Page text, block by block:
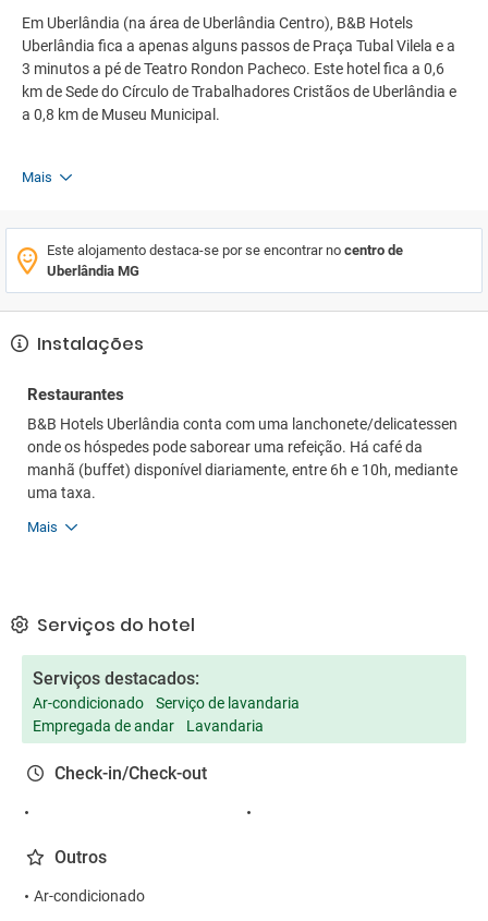
Em Uberlândia (na área de Uberlândia Centro), B&B Hotels
Uberlândia fica a apenas alguns passos de Praça Tubal Vilela e a
3 minutos a pé de Teatro Rondon Pacheco. Este hotel fica a 0,6
km de Sede do Círculo de Trabalhadores Cristãos de Uberlândia e
a 0,8 km de Museu Municipal.
Mais
Este alojamento destaca-se por se encontrar no centro de
Uberlândia MG
Instalações
Restaurantes
B&B Hotels Uberlândia conta com uma lanchonete/delicatessen
onde os hóspedes pode saborear uma refeição. Há café da
manhã (buffet) disponível diariamente, entre 6h e 10h, mediante
uma taxa.
Mais
Serviços do hotel
Serviços destacados:
Ar-condicionado
Serviço de lavandaria
Empregada de andar
Lavandaria
Check-in/Check-out
Outros
Ar-condicionado